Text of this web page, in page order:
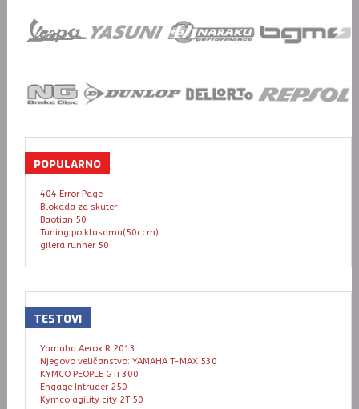
POPULARNO
404 Error Page
Blokada za skuter
Baotian 50
Tuning po klasama(50ccm)
gilera runner 50
TESTOVI
Yamaha Aerox R 2013
Njegovo veličanstvo: YAMAHA T-MAX 530
KYMCO PEOPLE GTi 300
Engage Intruder 250
Kymco agility city 2T 50